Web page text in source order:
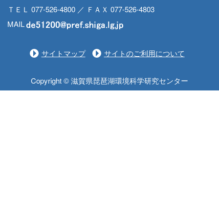
ＴＥＬ 077-526-4800 ／ ＦＡＸ 077-526-4803
MAIL
サイトマップ サイトのご利用について
Copyright © 滋賀県琵琶湖環境科学研究センター